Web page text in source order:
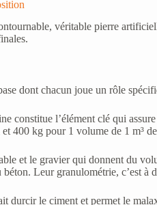
véritable pierre
dont chacun joue un rôle
constitue l’élément clé qui
400 kg pour 1 volume de 1 m³
et le gravier qui donnent du
Leur granulométrie, c’est
durcir le ciment et permet le